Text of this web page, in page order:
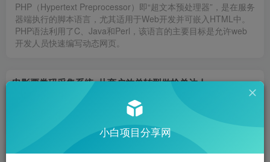
PHP（Hypertext Preprocessor）即“超文本预处理器”，是在服务
器端执行的脚本语言，尤其适用于Web开发并可嵌入HTML中。
PHP语法利用了C、Java和Perl，该语言的主要目标是允许web
开发人员快速编写动态网页。
电影票券码采集系统_从商户放单转型做抢单达人
会员免费 # 电影票券码采集系统
286
iPhone微信双开无需电脑永久免费，适用所有iPhone手机
小白项目分享网